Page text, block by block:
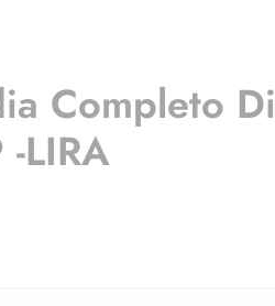
Completo Di
LIRA